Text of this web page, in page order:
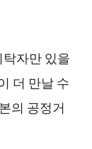
자만 있을
더 만날 수
의 공정거